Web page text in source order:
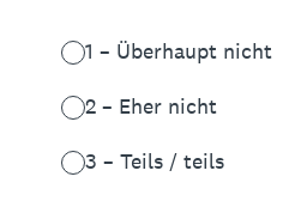
1 – Überhaupt nicht
2 – Eher nicht
3 – Teils / teils